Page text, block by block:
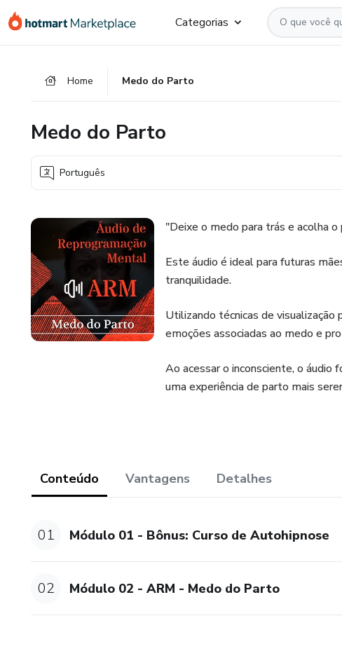
para
para
para
Categorias
Home Medo do Parto
Medo do Parto
Português
"Deixe o medo para trás e acolha
Este áudio é ideal para futuras
tranquilidade.
Utilizando técnicas de
emoções associadas ao medo e
Ao acessar o inconsciente, o áudio
uma experiência de parto mais
Conteúdo Vantagens Detalhes
01 Módulo 01 - Bônus: Curso de Autohipnose
02 Módulo 02 - ARM - Medo do Parto